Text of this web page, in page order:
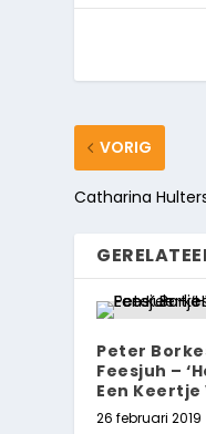
VORIG
Catharina
Peter
Feesjuh –
Een Keertje
26 februari 2019